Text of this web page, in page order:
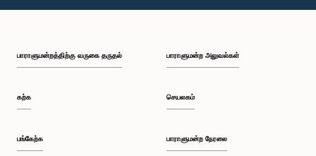
பி.ப. 2:15 - பி.ப. 2:25
பி.ப. 2:30 - பி.ப. 2:39
பாராளுமன்றத்திற்கு வருகை தருதல்
கற்க
பங்கேற்க
பாராளுமன்ற அலுவல்கள்
செயலகம்
பாராளுமன்ற நேரலை